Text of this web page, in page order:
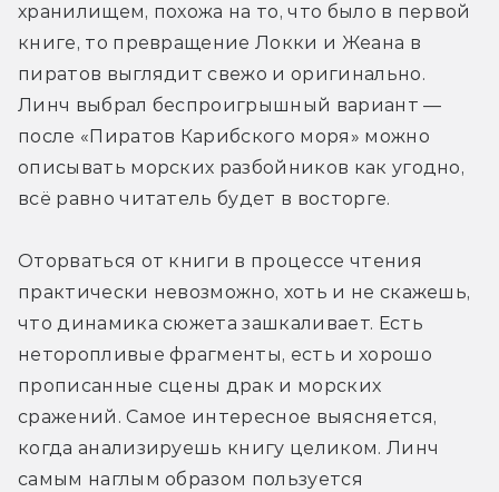
хранилищем, похожа на то, что было в первой
книге, то превращение Локки и Жеана в
пиратов выглядит свежо и оригинально.
Линч выбрал беспроигрышный вариант —
после «Пиратов Карибского моря» можно
описывать морских разбойников как угодно,
всё равно читатель будет в восторге.
Оторваться от книги в процессе чтения
практически невозможно, хоть и не скажешь,
что динамика сюжета зашкаливает. Есть
неторопливые фрагменты, есть и хорошо
прописанные сцены драк и морских
сражений. Самое интересное выясняется,
когда анализируешь книгу целиком. Линч
самым наглым образом пользуется